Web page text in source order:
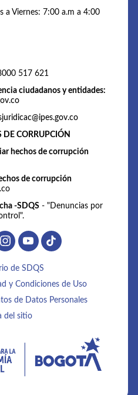
a Viernes: 7:00 a.m a 4:00
517 621
ciudadanos y entidades:
CORRUPCIÓN
hechos de corrupción
de corrupción
-SDQS - "Denuncias por
de SDQS
y Condiciones de Uso
de Datos Personales
del sitio